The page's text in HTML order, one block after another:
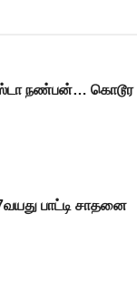
நண்பன்… கொடூர
பாட்டி சாதனை